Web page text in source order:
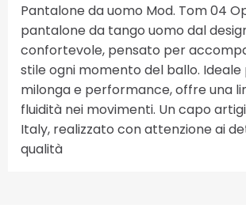
Pantalone da uomo Mod. Tom 04
pantalone da tango uomo dal
confortevole, pensato per
stile ogni momento del ballo.
milonga e performance, offre una
fluidità nei movimenti. Un capo
Italy, realizzato con attenzione ai
qualità